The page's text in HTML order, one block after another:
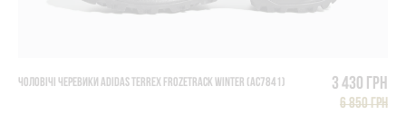
ЧОЛОВІЧІ ЧЕРЕВИКИ ADIDAS TERREX FROZETRACK WINTER (AC7841) 3 430 грн
6 850 грн